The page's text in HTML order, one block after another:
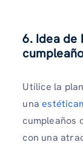
6. Idea de
Utilice la
una
cumpleaños
con una